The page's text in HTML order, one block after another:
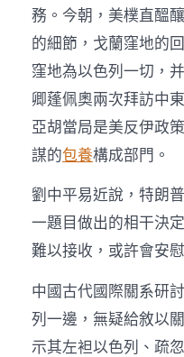
務。今朝，美樸直醞
的細節，戈蘭窪地的
窪地為以色列一切，
卿蓬佩奧兩次拜訪中
亞胡當局是美反伊政
謀的包養構成部門。
劉中平易近說，特朗普
一題目做出的相干決定
難以接收，或許會安
中國古代國際關系研
列一邊，無疑給敘以
示其左袒以色列、疏